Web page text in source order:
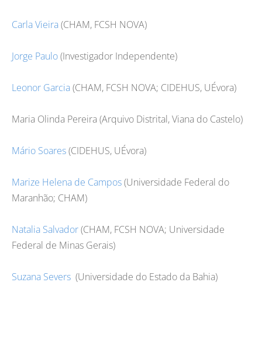
Carla Vieira(CHAM, FCSH NOVA)
Jorge Paulo(Investigador Independente)
Leonor Garcia(CHAM, FCSH NOVA; CIDEHUS, UÉvora)
Maria Olinda Pereira (Arquivo Distrital, Viana do Castelo)
Mário Soares(CIDEHUS, UÉvora)
Marize Helena de Campos(Universidade Federal do
Maranhão; CHAM)
Natalia Salvador(CHAM, FCSH NOVA; Universidade
Federal de Minas Gerais)
Suzana Severs (Universidade do Estado da Bahia)